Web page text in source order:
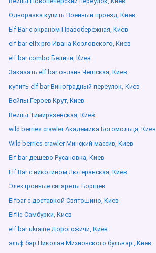
Одноразка купить Военный проезд, Киев
Elf Bar с экраном Правобережная, Киев
elf bar elfx pro Ивана Козловского, Киев
elf bar combo Беличи, Киев
Заказать elf bar онлайн Чешская, Киев
купить elf bar Виноградный переулок, Киев
Вейпы Героев Крут, Киев
Вейпы Тимирязевская, Киев
wild berries crawler Академика Богомольца, Киев
Wild berries crawler Минский массив, Киев
Elf bar дешево Русановка, Киев
Elf Bar с никотином Лютеранская, Киев
Электронные сигареты Борщев
Elfbar с доставкой Святошино, Киев
Elfliq Самбурки, Киев
elf bar ukraine Дорогожичи, Киев
эльф бар Николая Михновского бульвар , Киев